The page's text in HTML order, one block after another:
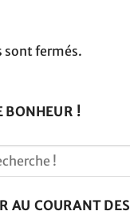
sont fermés.
BONHEUR !
AU COURANT DES